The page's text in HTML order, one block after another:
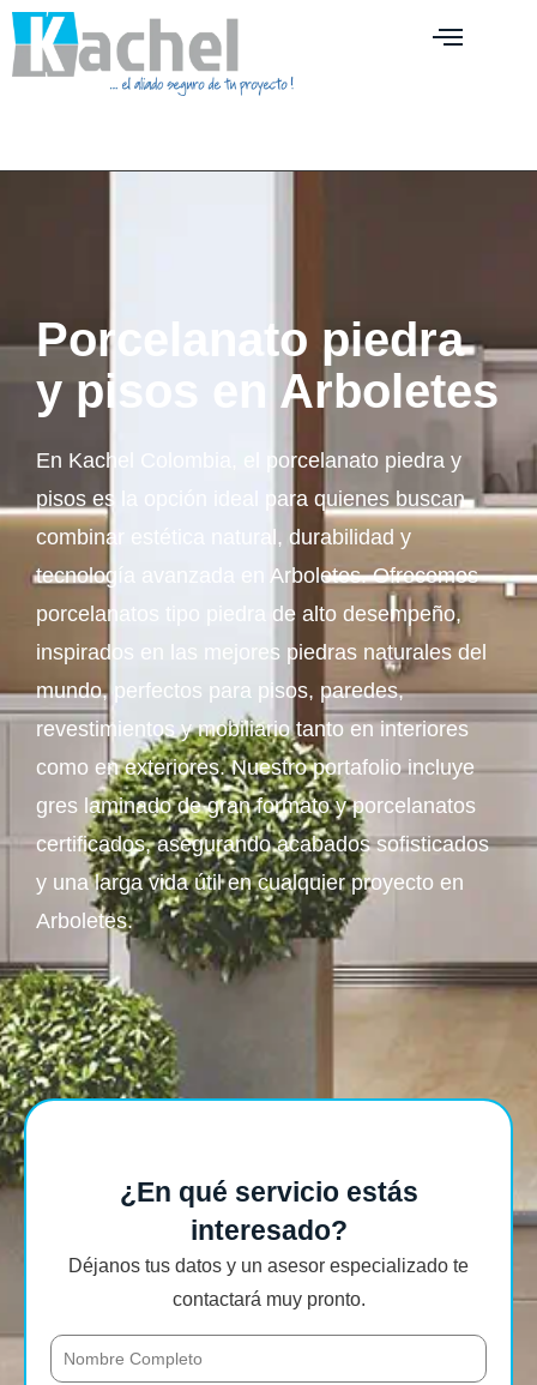
Porcelanato piedra
y pisos en Arboletes
En Kachel Colombia, el porcelanato piedra y
pisos es la opción ideal para quienes buscan
combinar estética natural, durabilidad y
tecnología avanzada en Arboletes. Ofrecemos
porcelanatos tipo piedra de alto desempeño,
inspirados en las mejores piedras naturales del
mundo, perfectos para pisos, paredes,
revestimientos y mobiliario tanto en interiores
como en exteriores. Nuestro portafolio incluye
gres laminado de gran formato y porcelanatos
certificados, asegurando acabados sofisticados
y una larga vida útil en cualquier proyecto en
Arboletes.
¿En qué servicio estás
interesado?
Déjanos tus datos y un asesor especializado te
contactará muy pronto.